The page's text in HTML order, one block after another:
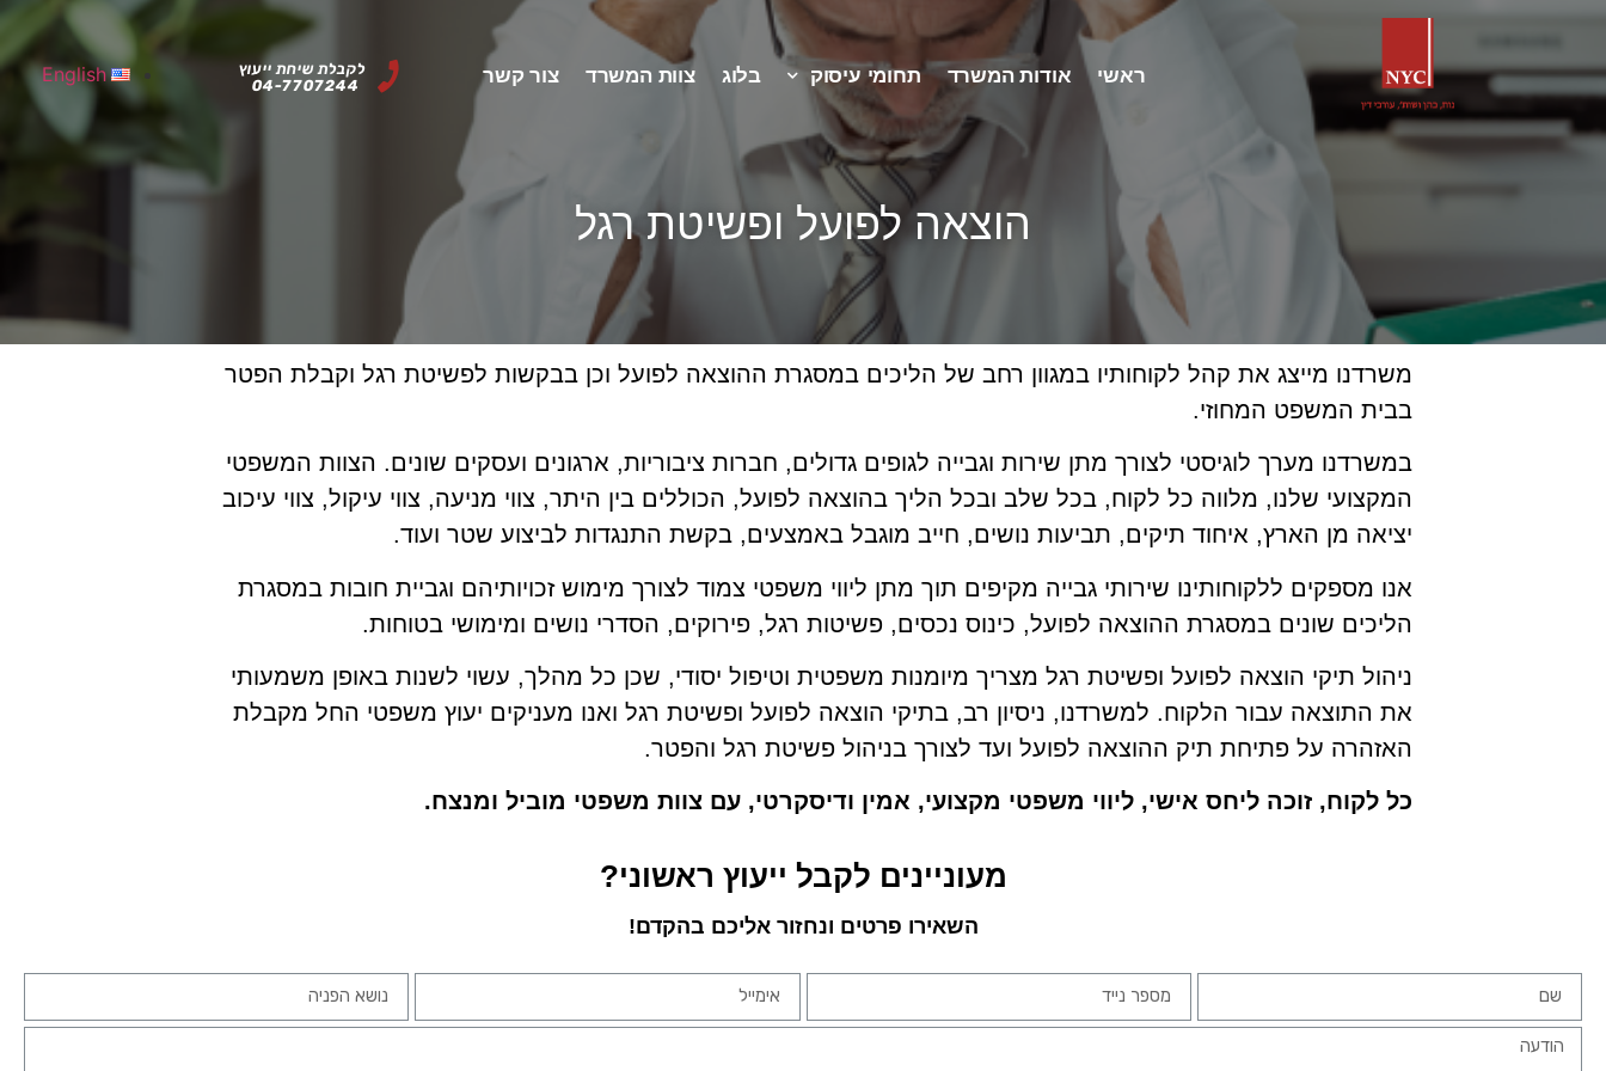
ראשי אודות המשרד תחומי עיסוק בלוג צוות המשרד צור קשר
לקבלת שיחת ייעוץ
04-7707244
English
הוצאה לפועל ופשיטת רגל
משרדנו מייצג את קהל לקוחותיו במגוון רחב של הליכים במסגרת ההוצאה לפועל וכן בבקשות לפשיטת רגל וקבלת הפטר
בבית המשפט המחוזי.
במשרדנו מערך לוגיסטי לצורך מתן שירות וגבייה לגופים גדולים, חברות ציבוריות, ארגונים ועסקים שונים. הצוות המשפטי
המקצועי שלנו, מלווה כל לקוח, בכל שלב ובכל הליך בהוצאה לפועל, הכוללים בין היתר, צווי מניעה, צווי עיקול, צווי עיכוב
יציאה מן הארץ, איחוד תיקים, תביעות נושים, חייב מוגבל באמצעים, בקשת התנגדות לביצוע שטר ועוד.
אנו מספקים ללקוחותינו שירותי גבייה מקיפים תוך מתן ליווי משפטי צמוד לצורך מימוש זכויותיהם וגביית חובות במסגרת
הליכים שונים במסגרת ההוצאה לפועל, כינוס נכסים, פשיטות רגל, פירוקים, הסדרי נושים ומימושי בטוחות.
ניהול תיקי הוצאה לפועל ופשיטת רגל מצריך מיומנות משפטית וטיפול יסודי, שכן כל מהלך, עשוי לשנות באופן משמעותי
את התוצאה עבור הלקוח. למשרדנו, ניסיון רב, בתיקי הוצאה לפועל ופשיטת רגל ואנו מעניקים יעוץ משפטי החל מקבלת
האזהרה על פתיחת תיק ההוצאה לפועל ועד לצורך בניהול פשיטת רגל והפטר.
כל לקוח, זוכה ליחס אישי, ליווי משפטי מקצועי, אמין ודיסקרטי, עם צוות משפטי מוביל ומנצח.
מעוניינים לקבל ייעוץ ראשוני?
השאירו פרטים ונחזור אליכם בהקדם!